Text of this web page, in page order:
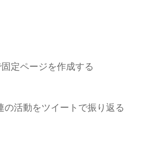
定ページを作成する
活動をツイートで振り返る